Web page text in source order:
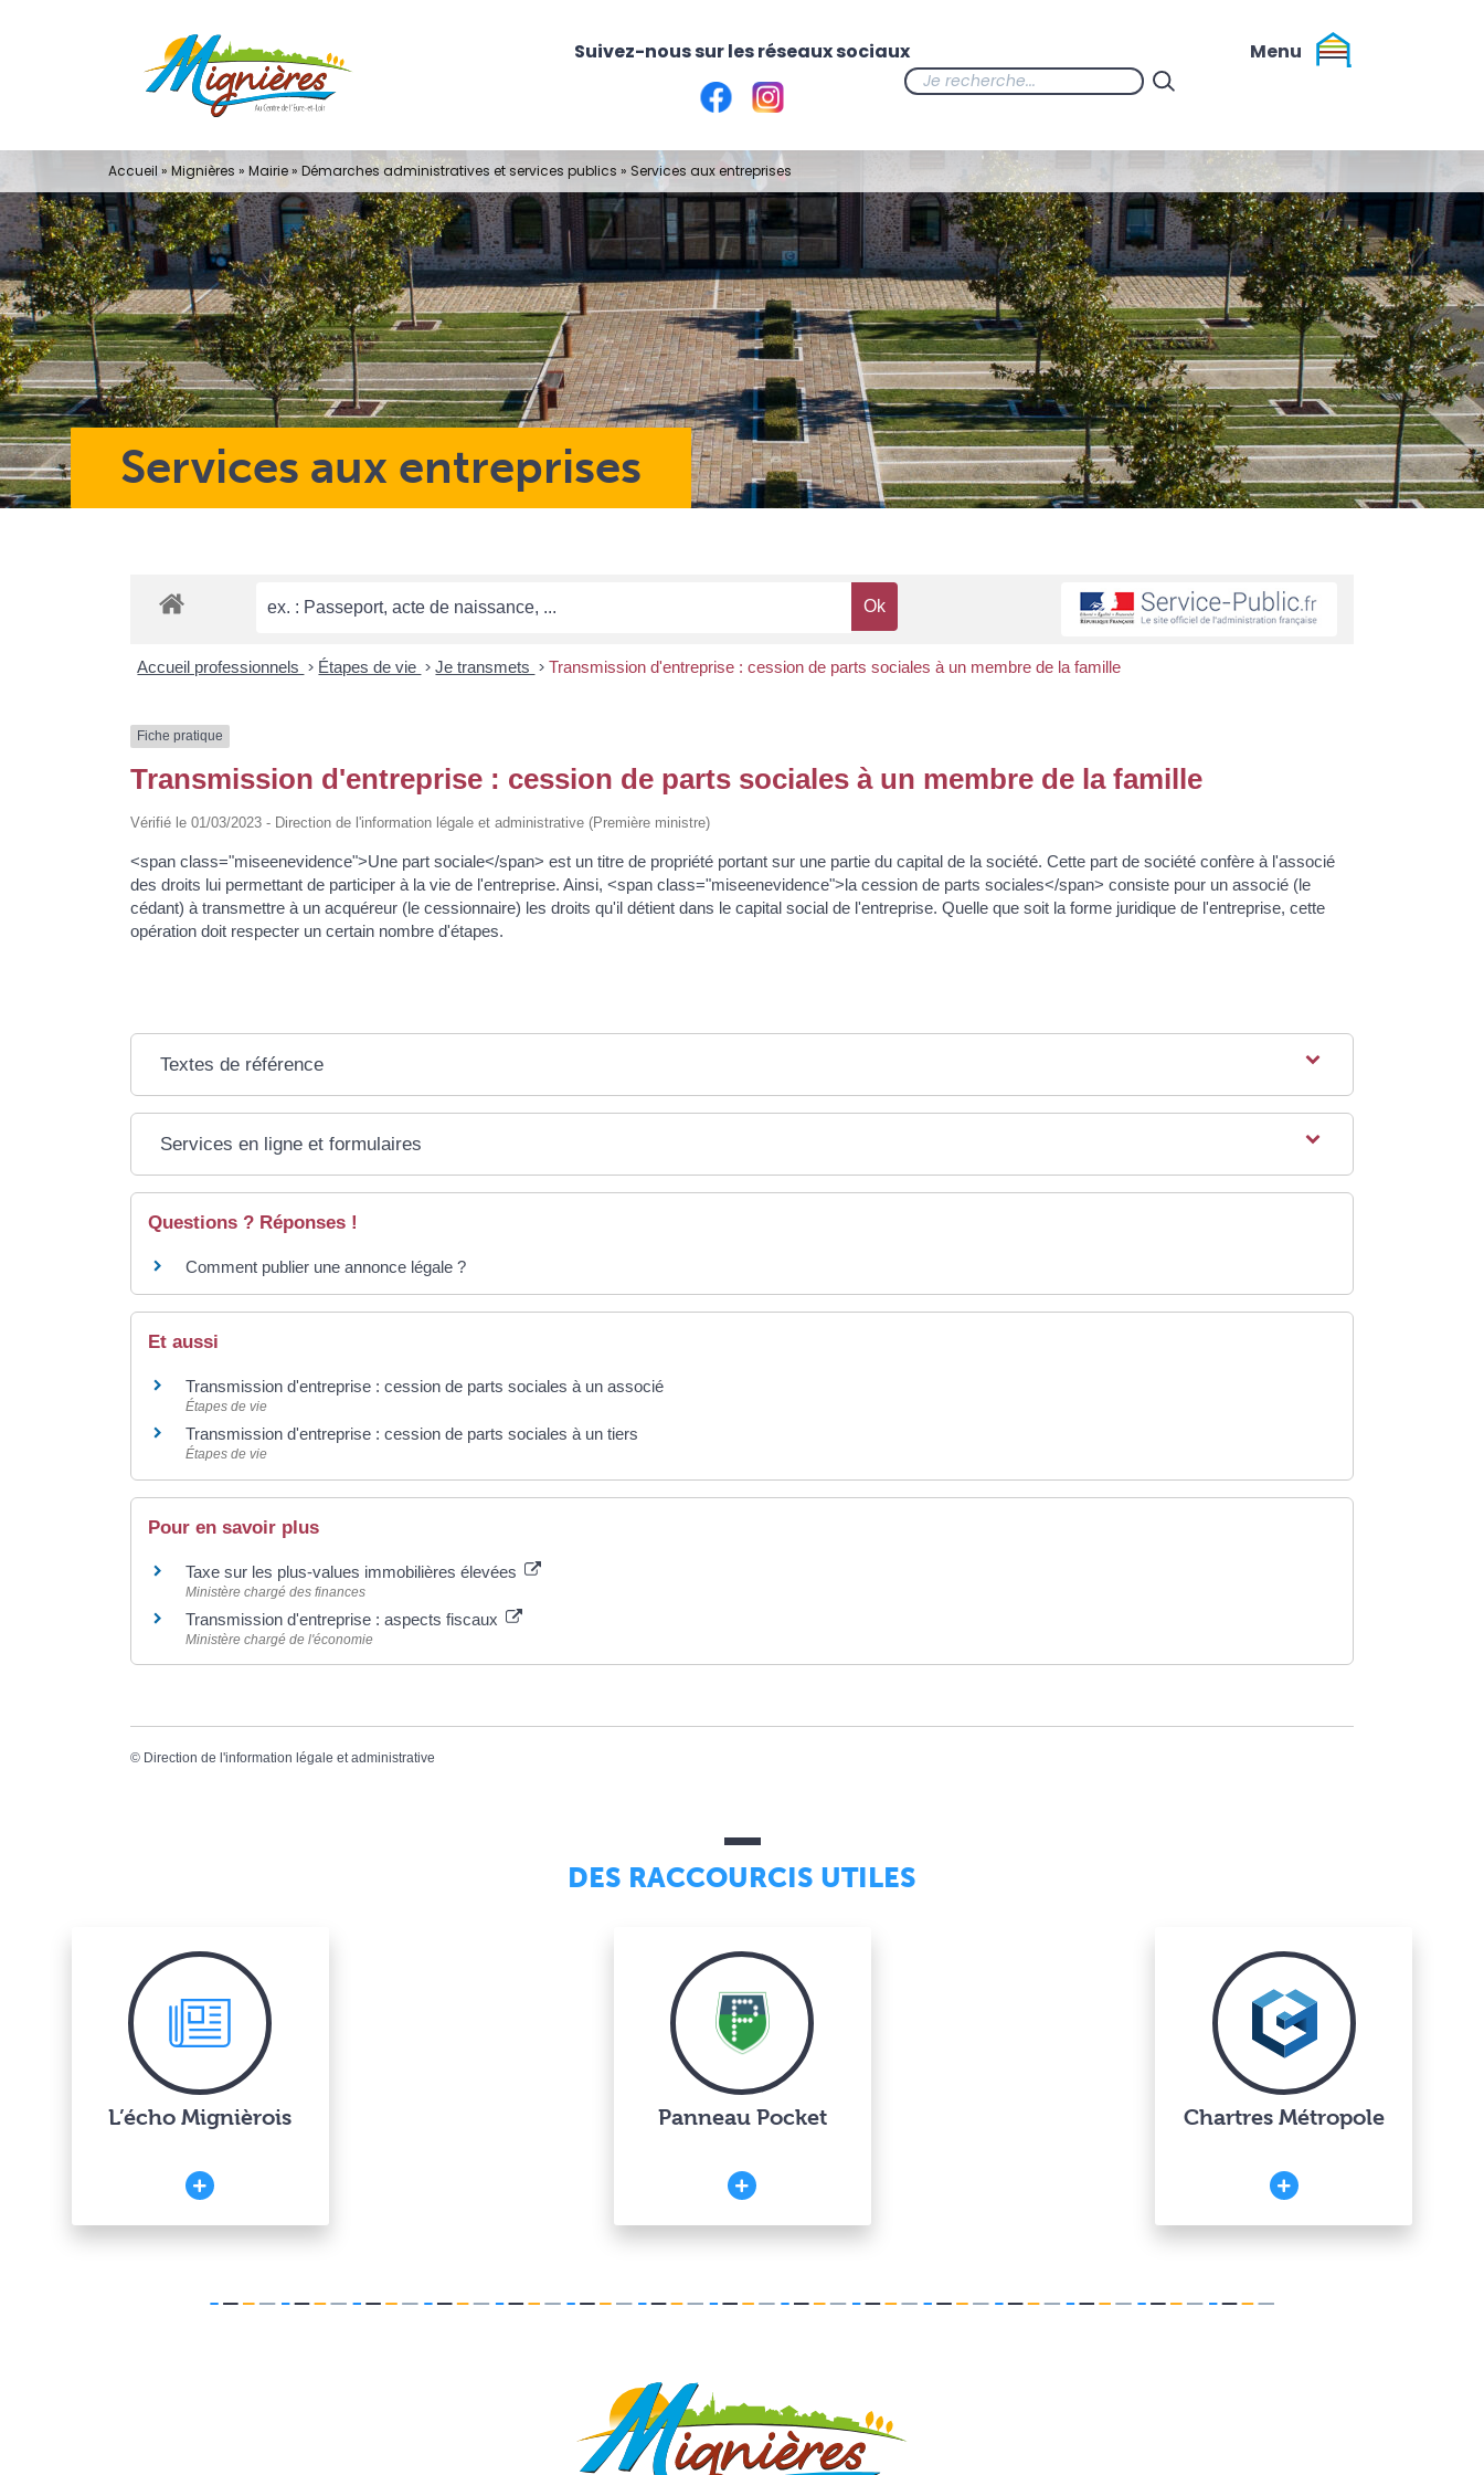
Services aux entreprises
Accueil » Mignières » Mairie» Démarches administratives et services publics » Services aux entreprises
Accueil professionnels > Étapes de vie > Je transmets > Transmission d'entreprise : cession de parts sociales à un membre de la famille
Fiche pratique
Transmission d'entreprise : cession de parts sociales à un membre de la famille
Vérifié le 01/03/2023 - Direction de l'information légale et administrative (Première ministre)
<span class="miseenevidence">Une part sociale</span> est un titre de propriété portant sur une partie du capital de la société. Cette part de société confère à l'associé
des droits lui permettant de participer à la vie de l'entreprise. Ainsi, <span class="miseenevidence">la cession de parts sociales</span> consiste pour un associé (le
cédant) à transmettre à un acquéreur (le cessionnaire) les droits qu'il détient dans le capital social de l'entreprise. Quelle que soit la forme juridique de l'entreprise, cette
opération doit respecter un certain nombre d'étapes.
Textes de référence
Services en ligne et formulaires
Questions ? Réponses !
Comment publier une annonce légale ?
Et aussi
Transmission d'entreprise : cession de parts sociales à un associé
Étapes de vie
Transmission d'entreprise : cession de parts sociales à un tiers
Étapes de vie
Pour en savoir plus
Taxe sur les plus-values immobilières élevées
Ministère chargé des finances
Transmission d'entreprise : aspects fiscaux
Ministère chargé de l'économie
© Direction de l'information légale et administrative
DES RACCOURCIS UTILES
L’écho Mignièrois Panneau Pocket Chartres Métropole